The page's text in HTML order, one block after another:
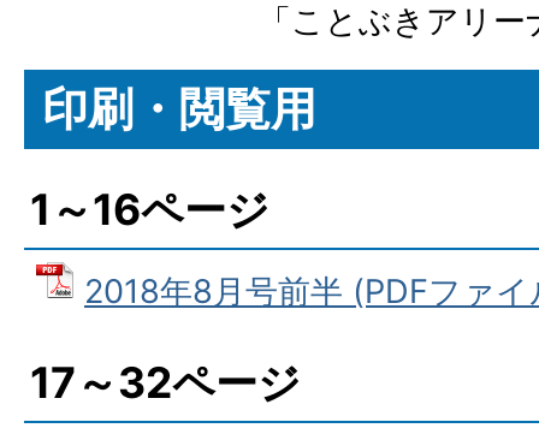
「ことぶきアリ
印刷・閲覧用
1～16ページ
2018年8月号前半 (PDFファ
17～32ページ